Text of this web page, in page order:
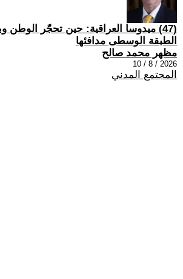
(47) ميدوسا العراقية: حين تحجّر الوطن
الطبقة الوسطى مدافئها
مظهر محمد صالح
2026 / 8 / 10
المجتمع المدني